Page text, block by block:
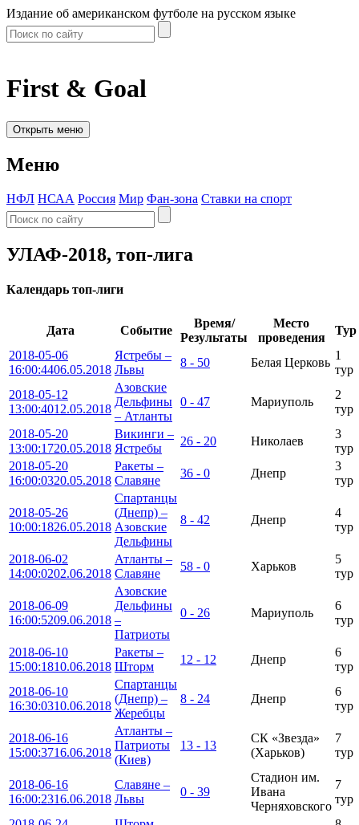
Издание об американском футболе на русском языке
First & Goal
Открыть меню
Меню
НФЛ НСАА Россия Мир Фан-зона Ставки на спорт
УЛАФ-2018, топ-лига
Календарь топ-лиги
Дата Событие
Время/
Результаты
Место
проведения
Тур
2018-05-06
16:00:4406.05.2018
Ястребы –
Львы
8 - 50 Белая Церковь
1
тур
2018-05-12
13:00:4012.05.2018
Азовские
Дельфины
– Атланты
0 - 47 Мариуполь
2
тур
2018-05-20
13:00:1720.05.2018
Викинги –
Ястребы
26 - 20 Николаев
3
тур
2018-05-20
16:00:0320.05.2018
Ракеты –
Славяне
36 - 0 Днепр
3
тур
2018-05-26
10:00:1826.05.2018
Спартанцы
(Днепр) –
Азовские
Дельфины
8 - 42 Днепр
4
тур
2018-06-02
14:00:0202.06.2018
Атланты –
Славяне
58 - 0 Харьков
5
тур
2018-06-09
16:00:5209.06.2018
Азовские
Дельфины
–
Патриоты
0 - 26 Мариуполь
6
тур
2018-06-10
15:00:1810.06.2018
Ракеты –
Шторм
12 - 12 Днепр
6
тур
2018-06-10
16:30:0310.06.2018
Спартанцы
(Днепр) –
Жеребцы
8 - 24 Днепр
6
тур
2018-06-16
15:00:3716.06.2018
Атланты –
Патриоты
(Киев)
13 - 13
СК «Звезда»
(Харьков)
7
тур
2018-06-16
16:00:2316.06.2018
Славяне –
Львы
0 - 39
Стадион им.
Ивана
Черняховского
7
тур